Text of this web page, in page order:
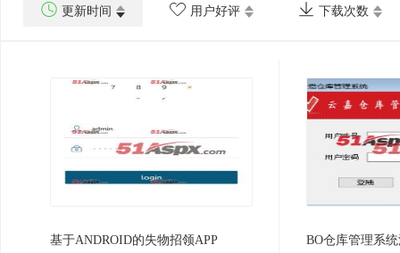
 更新时间  用户好评  下载次数
基于ANDROID的失物招领APP BO仓库管理系